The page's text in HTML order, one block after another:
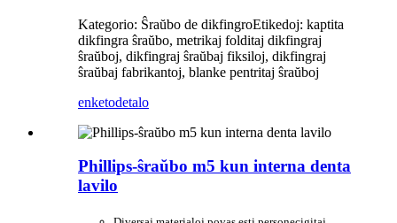
Kategorio: Ŝraŭbo de dikfingroEtikedoj: kaptita
dikfingra ŝraŭbo, metrikaj folditaj dikfingraj
ŝraŭboj, dikfingraj ŝraŭbaj fiksiloj, dikfingraj
ŝraŭbaj fabrikantoj, blanke pentritaj ŝraŭboj
enketodetalo
Phillips-ŝraŭbo m5 kun interna denta
lavilo